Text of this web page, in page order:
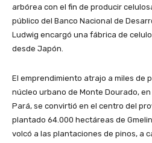
arbórea con el fin de producir
público del Banco Nacional de
Ludwig encargó una fábrica de
desde Japón.
El emprendimiento atrajo a miles de
núcleo urbano de Monte Dourado,
Pará, se convirtió en el centro del
plantado 64.000 hectáreas de
volcó a las plantaciones de pinos, a